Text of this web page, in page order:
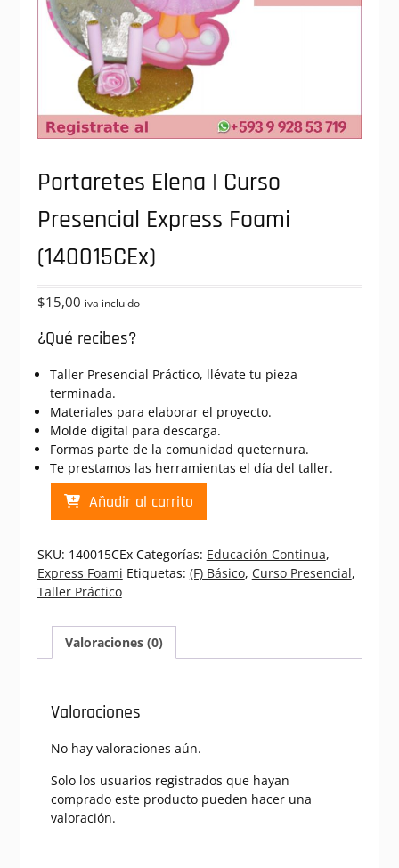
Portaretes Elena | Curso
Presencial Express Foami
(140015CEx)
$15,00 iva incluido
¿Qué recibes?
Taller Presencial Práctico, llévate tu pieza
terminada.
Materiales para elaborar el proyecto.
Molde digital para descarga.
Formas parte de la comunidad queternura.
Te prestamos las herramientas el día del taller.
Portaretes
Elena
Curso
Presencial
Express
Foami
(140015CEx)
cantidad
Añadir al carrito
SKU: 140015CEx Categorías: Educación Continua,
Express Foami Etiquetas: (F) Básico, Curso Presencial,
Taller Práctico
Valoraciones (0)
Valoraciones
No hay valoraciones aún.
Solo los usuarios registrados que hayan
comprado este producto pueden hacer una
valoración.